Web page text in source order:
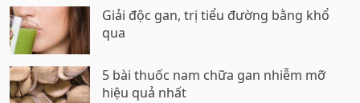
Giải độc gan, trị tiểu đường bằng khổ
qua
5 bài thuốc nam chữa gan nhiễm mỡ
hiệu quả nhất